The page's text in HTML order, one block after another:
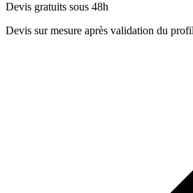
Devis gratuits sous 48h
Devis sur mesure après validation du